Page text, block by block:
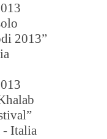
2013”
- Italia